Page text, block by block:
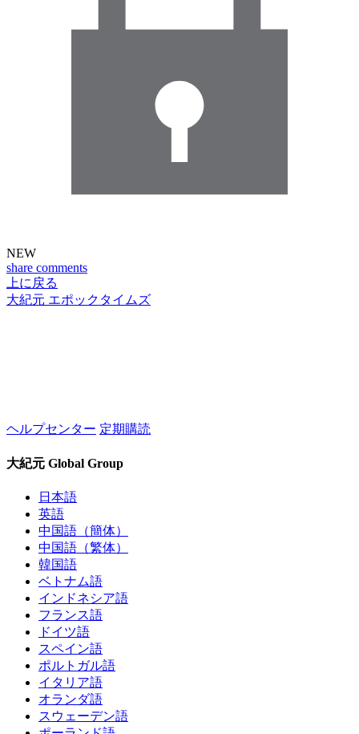
NEW
share comments
上に戻る
大紀元 エポックタイムズ
ヘルプセンター 定期購読
大紀元 Global Group
日本語
英語
中国語（簡体）
中国語（繁体）
韓国語
ベトナム語
インドネシア語
フランス語
ドイツ語
スペイン語
ポルトガル語
イタリア語
オランダ語
スウェーデン語